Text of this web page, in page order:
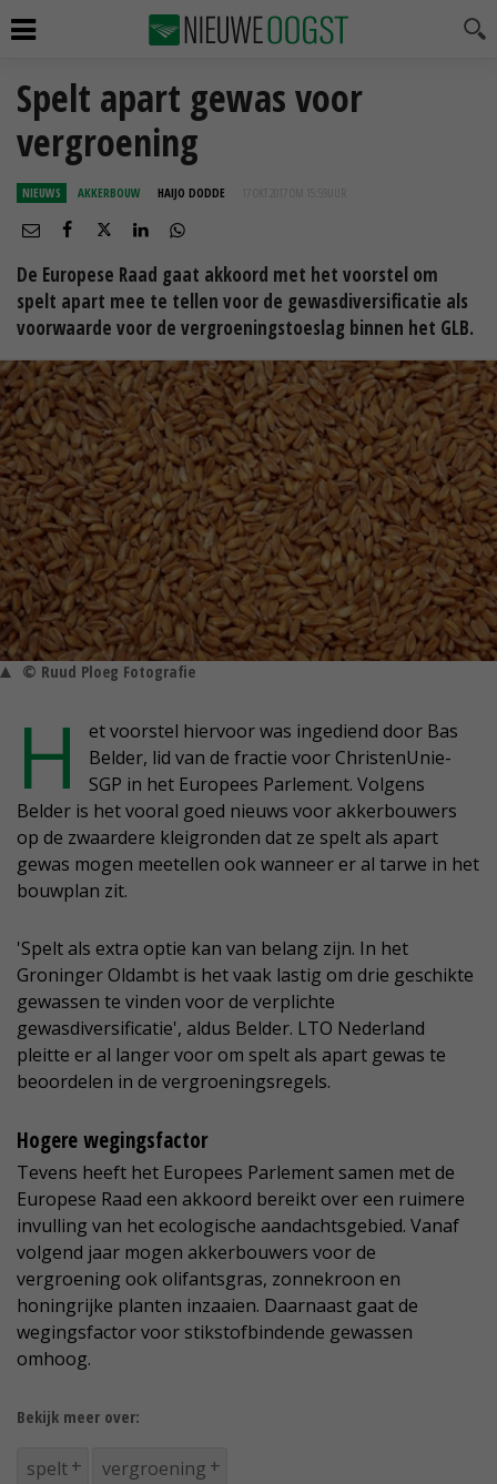
Spelt apart gewas voor
vergroening
NIEUWS AKKERBOUW HAIJO DODDE 17 OKT 2017 OM 15:59
De Europese Raad gaat akkoord met het voorstel om
spelt apart mee te tellen voor de gewasdiversificatie als
voorwaarde voor de vergroeningstoeslag binnen het GLB.
© Ruud Ploeg Fotografie
H
et voorstel hiervoor was ingediend door Bas
Belder, lid van de fractie voor ChristenUnie-
SGP in het Europees Parlement. Volgens
Belder is het vooral goed nieuws voor akkerbouwers
op de zwaardere kleigronden dat ze spelt als apart
gewas mogen meetellen ook wanneer er al tarwe in het
bouwplan zit.
'Spelt als extra optie kan van belang zijn. In het
Groninger Oldambt is het vaak lastig om drie geschikte
gewassen te vinden voor de verplichte
gewasdiversificatie', aldus Belder. LTO Nederland
pleitte er al langer voor om spelt als apart gewas te
beoordelen in de vergroeningsregels.
Hogere wegingsfactor
Tevens heeft het Europees Parlement samen met de
Europese Raad een akkoord bereikt over een ruimere
invulling van het ecologische aandachtsgebied. Vanaf
volgend jaar mogen akkerbouwers voor de
vergroening ook olifantsgras, zonnekroon en
honingrijke planten inzaaien. Daarnaast gaat de
wegingsfactor voor stikstofbindende gewassen
omhoog.
Bekijk meer over:
spelt vergroening